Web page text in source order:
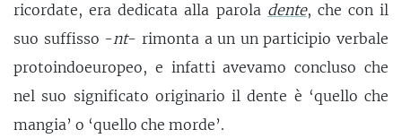
ricordate, era dedicata alla parola dente, che con il
suo suffisso -nt- rimonta a un un participio verbale
protoindoeuropeo, e infatti avevamo concluso che
nel suo significato originario il dente è ‘quello che
mangia’ o ‘quello che morde’.